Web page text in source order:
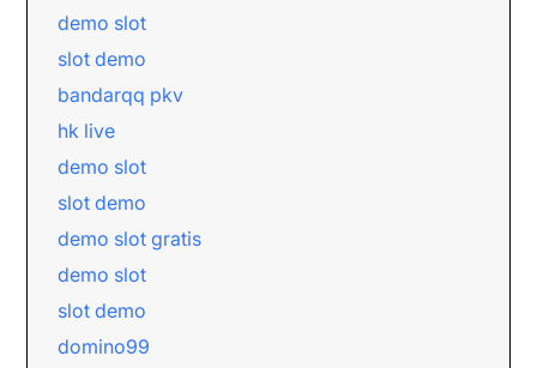
demo slot
slot demo
bandarqq pkv
hk live
demo slot
slot demo
demo slot gratis
demo slot
slot demo
domino99